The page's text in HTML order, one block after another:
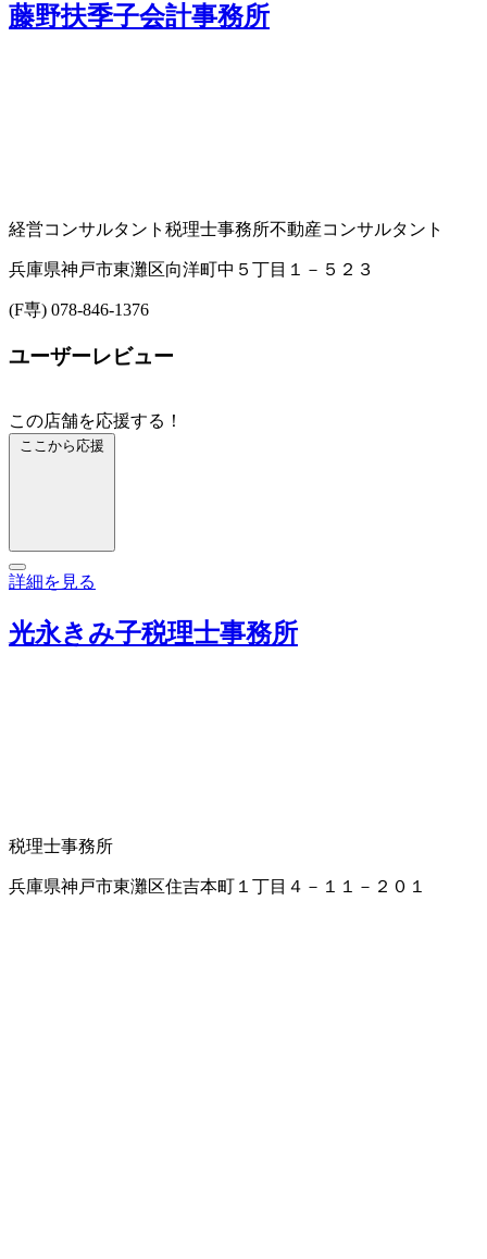
藤野扶季子会計事務所
経営コンサルタント 税理士事務所不動産コンサルタント
兵庫県神戸市東灘区向洋町中５丁目１－５２３
(F専) 078-846-1376
ユーザーレビュー
この店舗を応援する！
ここから応援
詳細を見る
光永きみ子税理士事務所
税理士事務所
兵庫県神戸市東灘区住吉本町１丁目４－１１－２０１